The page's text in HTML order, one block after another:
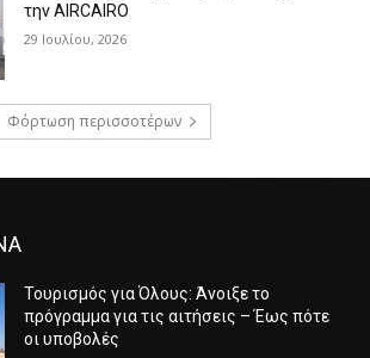
την AIRCAIRO
29 Ιουλίου, 2026
Φόρτωση περισσοτέρων
Τουρισμός για Όλους: Άνοιξε το
πρόγραμμα για τις αιτήσεις – Έως πότε
οι υποβολές